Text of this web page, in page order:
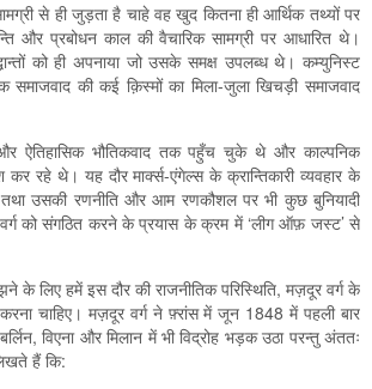
से ही जुड़ता है चाहे वह खुद कितना ही आर्थिक तथ्यों पर
और प्रबोधन काल की वैचारिक सामग्री पर आधारित थे।
को ही अपनाया जो उसके समक्ष उपलब्ध थे। कम्युनिस्ट
की कई क़िस्मों का मिला-जुला खिचड़ी समाजवाद
ऐतिहासिक भौतिकवाद तक पहुँच चुके थे और काल्पनिक
रहे थे। यह दौर मार्क्स-एंगेल्स के क्रान्तिकारी व्यवहार के
उसकी रणनीति और आम रणकौशल पर भी कुछ बुनियादी
वर्ग को संगठित करने के प्रयास के क्रम में ‘लीग ऑफ़ जस्ट’ से
के लिए हमें इस दौर की राजनीतिक परिस्थिति, मज़दूर वर्ग के
चाहिए। मज़दूर वर्ग ने फ़्रांस में जून 1848 में पहली बार
विएना और मिलान में भी विद्रोह भड़क उठा परन्तु अंततः
हैं कि: